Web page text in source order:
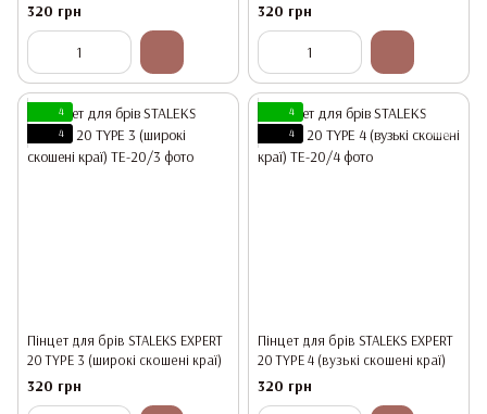
320 грн 320 грн
4
4
Пінцет для брів STALEKS EXPERT
20 TYPE 3 (широкі скошені краї)
320 грн
4
4
Пінцет для брів STALEKS EXPERT
20 TYPE 4 (вузькі скошені краї)
320 грн